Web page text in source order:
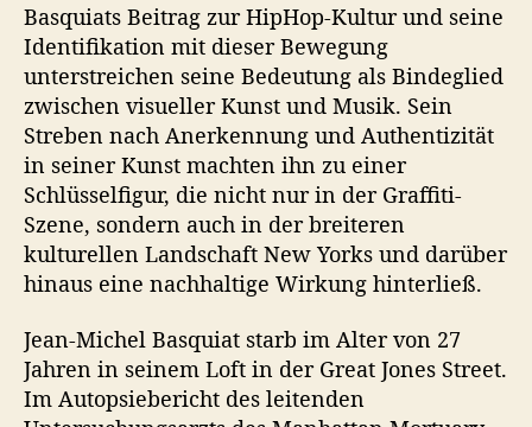
Basquiats Beitrag zur HipHop-Kultur und seine
Identifikation mit dieser Bewegung
unterstreichen seine Bedeutung als Bindeglied
zwischen visueller Kunst und Musik. Sein
Streben nach Anerkennung und Authentizität
in seiner Kunst machten ihn zu einer
Schlüsselfigur, die nicht nur in der Graffiti-
Szene, sondern auch in der breiteren
kulturellen Landschaft New Yorks und darüber
hinaus eine nachhaltige Wirkung hinterließ.
Jean-Michel Basquiat starb im Alter von 27
Jahren in seinem Loft in der Great Jones Street.
Im Autopsiebericht des leitenden